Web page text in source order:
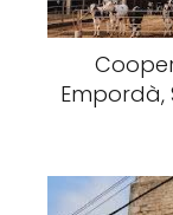
Empordà,